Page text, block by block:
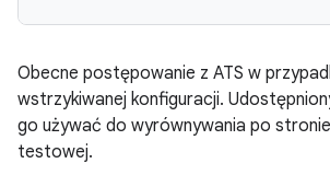
Obecne postępowanie z ATS w
wstrzykiwanej konfiguracji.
go używać do wyrównywania po
testowej.